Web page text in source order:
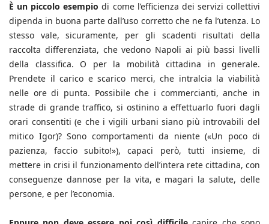
È un piccolo esempio di come l’efficienza dei servizi collettivi
dipenda in buona parte dall’uso corretto che ne fa l’utenza. Lo
stesso vale, sicuramente, per gli scadenti risultati della
raccolta differenziata, che vedono Napoli ai più bassi livelli
della classifica. O per la mobilità cittadina in generale.
Prendete il carico e scarico merci, che intralcia la viabilità
nelle ore di punta. Possibile che i commercianti, anche in
strade di grande traffico, si ostinino a effettuarlo fuori dagli
orari consentiti (e che i vigili urbani siano più introvabili del
mitico Igor)? Sono comportamenti da niente («Un poco di
pazienza, faccio subito!»), capaci però, tutti insieme, di
mettere in crisi il funzionamento dell’intera rete cittadina, con
conseguenze dannose per la vita, e magari la salute, delle
persone, e per l’economia.